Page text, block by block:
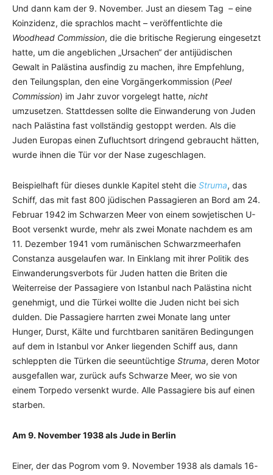
Und dann kam der 9. November. Just an diesem Tag – eine
Koinzidenz, die sprachlos macht – veröffentlichte die
Woodhead Commission, die die britische Regierung eingesetzt
hatte, um die angeblichen „Ursachen“ der antijüdischen
Gewalt in Palästina ausfindig zu machen, ihre Empfehlung,
den Teilungsplan, den eine Vorgängerkommission (Peel
Commission) im Jahr zuvor vorgelegt hatte, nicht
umzusetzen. Stattdessen sollte die Einwanderung von Juden
nach Palästina fast vollständig gestoppt werden. Als die
Juden Europas einen Zufluchtsort dringend gebraucht hätten,
wurde ihnen die Tür vor der Nase zugeschlagen.
Beispielhaft für dieses dunkle Kapitel steht die Struma, das
Schiff, das mit fast 800 jüdischen Passagieren an Bord am 24.
Februar 1942 im Schwarzen Meer von einem sowjetischen U-
Boot versenkt wurde, mehr als zwei Monate nachdem es am
11. Dezember 1941 vom rumänischen Schwarzmeerhafen
Constanza ausgelaufen war. In Einklang mit ihrer Politik des
Einwanderungsverbots für Juden hatten die Briten die
Weiterreise der Passagiere von Istanbul nach Palästina nicht
genehmigt, und die Türkei wollte die Juden nicht bei sich
dulden. Die Passagiere harrten zwei Monate lang unter
Hunger, Durst, Kälte und furchtbaren sanitären Bedingungen
auf dem in Istanbul vor Anker liegenden Schiff aus, dann
schleppten die Türken die seeuntüchtige Struma, deren Motor
ausgefallen war, zurück aufs Schwarze Meer, wo sie von
einem Torpedo versenkt wurde. Alle Passagiere bis auf einen
starben.
Am 9. November 1938 als Jude in Berlin
Einer, der das Pogrom vom 9. November 1938 als damals 16-